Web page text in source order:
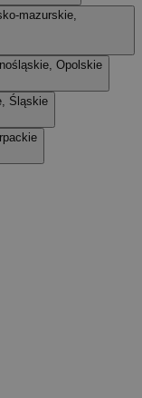
mazurskie,
Opolskie
Śląskie